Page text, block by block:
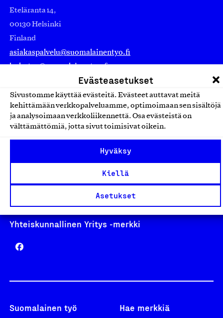
Evästeasetukset
Sivustomme käyttää evästeitä. Evästeet auttavat meitä
kehittämään verkkopalveluamme, optimoimaan sen sisältöjä
ja analysoimaan verkkoliikennettä. Osa evästeistä on
välttämättömiä, jotta sivut toimisivat oikein.
Hyväksy
Kiellä
Asetukset
Eteläranta 14,
00130 Helsinki
Finland
asiakaspalvelu@suomalainentyo.fi
laskutus@suomalainentyo.fi
Avainlippu
Yhteiskunnallinen Yritys -merkki
Suomalainen työ Hae merkkiä